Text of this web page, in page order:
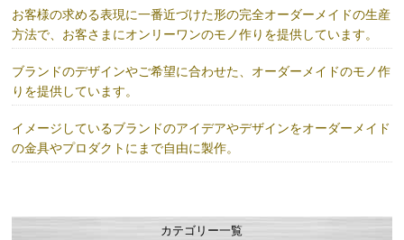
お客様の求める表現に一番近づけた形の完全オーダーメイドの生産
方法で、お客さまにオンリーワンのモノ作りを提供しています。
ブランドのデザインやご希望に合わせた、オーダーメイドのモノ作
りを提供しています。
イメージしているブランドのアイデアやデザインをオーダーメイド
の金具やプロダクトにまで自由に製作。
カテゴリー一覧